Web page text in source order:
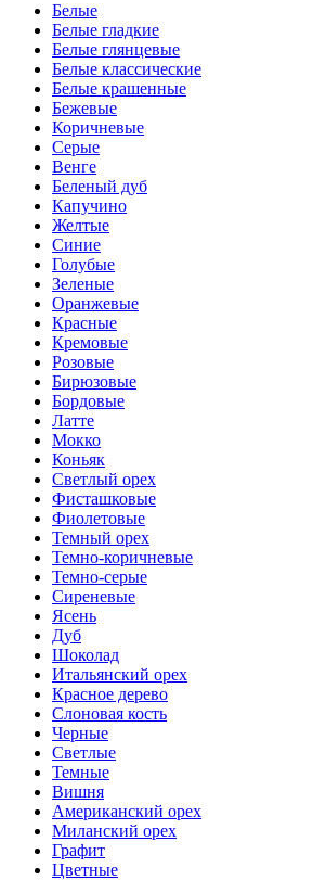
Белые
Белые гладкие
Белые глянцевые
Белые классические
Белые крашенные
Бежевые
Коричневые
Серые
Венге
Беленый дуб
Капучино
Желтые
Синие
Голубые
Зеленые
Оранжевые
Красные
Кремовые
Розовые
Бирюзовые
Бордовые
Латте
Мокко
Коньяк
Светлый орех
Фисташковые
Фиолетовые
Темный орех
Темно-коричневые
Темно-серые
Сиреневые
Ясень
Дуб
Шоколад
Итальянский орех
Красное дерево
Слоновая кость
Черные
Светлые
Темные
Вишня
Американский орех
Миланский орех
Графит
Цветные